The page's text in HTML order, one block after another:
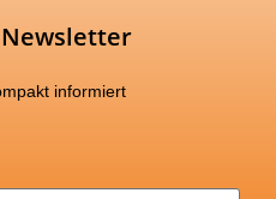
informiert